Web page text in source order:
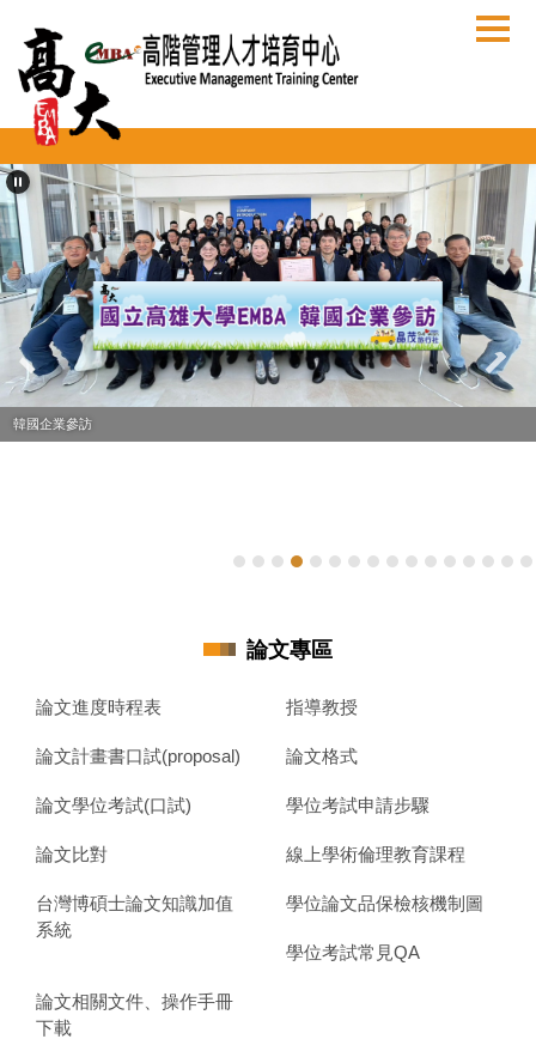
到
主
要
區
韓國企業參訪
論文專區
論文進度時程表 指導教授
論文計畫書口試(proposal) 論文格式
論文學位考試(口試) 學位考試申請步驟
論文比對 線上學術倫理教育課程
台灣博碩士論文知識加值
系統
學位論文品保檢核機制圖
學位考試常見QA
論文相關文件、操作手冊
下載